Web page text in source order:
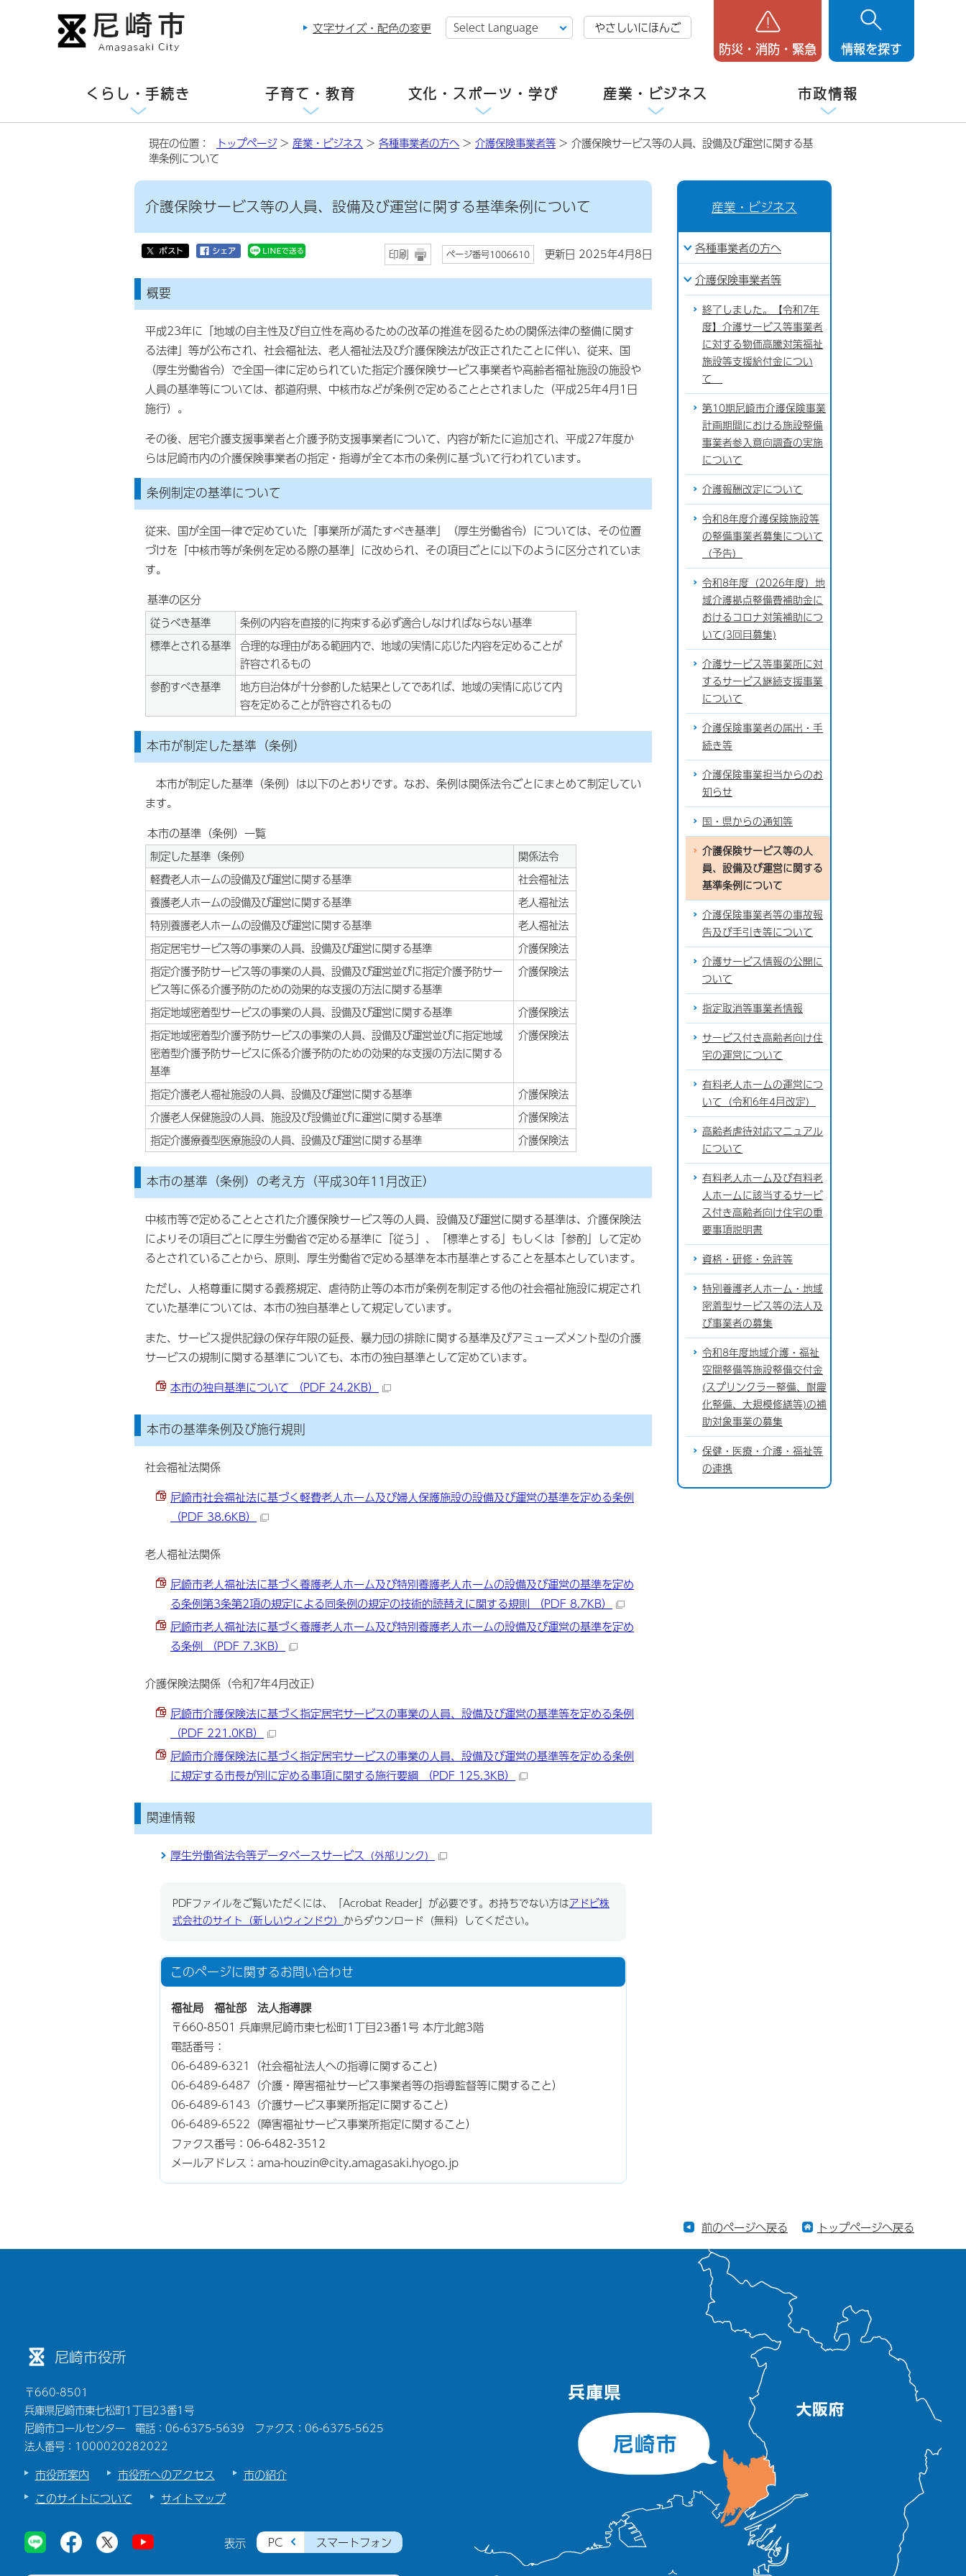
文字サイズ・配色の変更 やさしいにほんご
防災・消防・緊急 情報を探す
くらし・手続き 子育て・教育 文化・スポーツ・学び 産業・ビジネス 市政情報
現在の位置： トップページ> 産業・ビジネス > 各種事業者の方へ > 介護保険事業者等 > 介護保険サービス等の人員、設備及び運営に関する基
準条例について
介護保険サービス等の人員、設備及び運営に関する基準条例について
印刷 ページ番号1006610 更新日 2025年4月8日
概要
平成23年に「地域の自主性及び自立性を高めるための改革の推進を図るための関係法律の整備に関す
る法律」等が公布され、社会福祉法、老人福祉法及び介護保険法が改正されたことに伴い、従来、国
（厚生労働省令）で全国一律に定められていた指定介護保険サービス事業者や高齢者福祉施設の施設や
人員の基準等については、都道府県、中核市などが条例で定めることとされました（平成25年4月1日
施行）。
その後、居宅介護支援事業者と介護予防支援事業者について、内容が新たに追加され、平成27年度か
らは尼崎市内の介護保険事業者の指定・指導が全て本市の条例に基づいて行われています。
条例制定の基準について
従来、国が全国一律で定めていた「事業所が満たすべき基準」（厚生労働省令）については、その位置
づけを「中核市等が条例を定める際の基準」に改められ、その項目ごとに以下のように区分されていま
す。
基準の区分
従うべき基準
条例の内容を直接的に拘束する必ず適合しなければならない基準
標準とされる基準 合理的な理由がある範囲内で、地域の実情に応じた内容を定めることが
許容されるもの
参酌すべき基準
地方自治体が十分参酌した結果としてであれば、地域の実情に応じて内
容を定めることが許容されるもの
本市が制定した基準（条例）
本市が制定した基準（条例）は以下のとおりです。なお、条例は関係法令ごとにまとめて制定してい
ます。
本市の基準（条例）一覧
制定した基準（条例）
関係法令
軽費老人ホームの設備及び運営に関する基準
社会福祉法
養護老人ホームの設備及び運営に関する基準
老人福祉法
特別養護老人ホームの設備及び運営に関する基準
老人福祉法
指定居宅サービス等の事業の人員、設備及び運営に関する基準
介護保険法
指定介護予防サービス等の事業の人員、設備及び運営並びに指定介護予防サー
ビス等に係る介護予防のための効果的な支援の方法に関する基準
介護保険法
指定地域密着型サービスの事業の人員、設備及び運営に関する基準
介護保険法
指定地域密着型介護予防サービスの事業の人員、設備及び運営並びに指定地域
密着型介護予防サービスに係る介護予防のための効果的な支援の方法に関する
基準
介護保険法
指定介護老人福祉施設の人員、設備及び運営に関する基準
介護保険法
介護老人保健施設の人員、施設及び設備並びに運営に関する基準
介護保険法
指定介護療養型医療施設の人員、設備及び運営に関する基準
介護保険法
本市の基準（条例）の考え方（平成30年11月改正）
中核市等で定めることとされた介護保険サービス等の人員、設備及び運営に関する基準は、介護保険法
によりその項目ごとに厚生労働省で定める基準に「従う」、「標準とする」もしくは「参酌」して定め
るとされていることから、原則、厚生労働省で定める基準を本市基準とすることを基本としています。
ただし、人格尊重に関する義務規定、虐待防止等の本市が条例を制定する他の社会福祉施設に規定され
ていた基準については、本市の独自基準として規定しています。
また、サービス提供記録の保存年限の延長、暴力団の排除に関する基準及びアミューズメント型の介護
サービスの規制に関する基準についても、本市の独自基準として定めています。
本市の独自基準について （PDF 24.2KB）
本市の基準条例及び施行規則
社会福祉法関係
尼崎市社会福祉法に基づく軽費老人ホーム及び婦人保護施設の設備及び運営の基準を定める条例
（PDF 38.6KB）
老人福祉法関係
尼崎市老人福祉法に基づく養護老人ホーム及び特別養護老人ホームの設備及び運営の基準を定め
る条例第3条第2項の規定による同条例の規定の技術的読替えに関する規則 （PDF 8.7KB）
尼崎市老人福祉法に基づく養護老人ホーム及び特別養護老人ホームの設備及び運営の基準を定め
る条例 （PDF 7.3KB）
介護保険法関係（令和7年4月改正）
尼崎市介護保険法に基づく指定居宅サービスの事業の人員、設備及び運営の基準等を定める条例
（PDF 221.0KB）
尼崎市介護保険法に基づく指定居宅サービスの事業の人員、設備及び運営の基準等を定める条例
に規定する市長が別に定める事項に関する施行要綱 （PDF 125.3KB）
関連情報
厚生労働省法令等データベースサービス （外部リンク）
PDFファイルをご覧いただくには、「Acrobat Reader」が必要です。お持ちでない方はアドビ株
式会社のサイト（新しいウィンドウ） からダウンロード（無料）してください。
このページに関するお問い合わせ
福祉局 福祉部 法人指導課
〒660-8501 兵庫県尼崎市東七松町1丁目23番1号 本庁北館3階
電話番号：
06-6489-6321
（社会福祉法人への指導に関すること）
06-6489-6487 （介護・障害福祉サービス事業者等の指導監督等に関すること）
06-6489-6143 （介護サービス事業所指定に関すること）
06-6489-6522 （障害福祉サービス事業所指定に関すること）
ファクス番号：06-6482-3512
メールアドレス：ama-houzin@city.amagasaki.hyogo.jp
産業・ビジネス
各種事業者の方へ
介護保険事業者等
終了しました。【令和7年
度】介護サービス等事業者
に対する物価高騰対策福祉
施設等支援給付金につい
て
第10期尼崎市介護保険事業
計画期間における施設整備
事業者参入意向調査の実施
について
介護報酬改定について
令和8年度介護保険施設等
の整備事業者募集について
（予告）
令和8年度（2026年度）地
域介護拠点整備費補助金に
おけるコロナ対策補助につ
いて(3回目募集)
介護サービス等事業所に対
するサービス継続支援事業
について
介護保険事業者の届出・手
続き等
介護保険事業担当からのお
知らせ
国・県からの通知等
介護保険サービス等の人
員、設備及び運営に関する
基準条例について
介護保険事業者等の事故報
告及び手引き等について
介護サービス情報の公開に
ついて
指定取消等事業者情報
サービス付き高齢者向け住
宅の運営について
有料老人ホームの運営につ
いて（令和6年4月改定）
高齢者虐待対応マニュアル
について
有料老人ホーム及び有料老
人ホームに該当するサービ
ス付き高齢者向け住宅の重
要事項説明書
資格・研修・免許等
特別養護老人ホーム・地域
密着型サービス等の法人及
び事業者の募集
令和8年度地域介護・福祉
空間整備等施設整備交付金
(スプリンクラー整備、耐震
化整備、大規模修繕等)の補
助対象事業の募集
保健・医療・介護・福祉等
の連携
前のページへ戻る トップページへ戻る
尼崎市役所
〒660-8501
兵庫県尼崎市東七松町1丁目23番1号
尼崎市コールセンター 電話：06-6375-5639 ファクス：06-6375-5625
法人番号：1000020282022
市役所案内 市役所へのアクセス
市の紹介
このサイトについて
サイトマップ
表示 PC スマートフォン